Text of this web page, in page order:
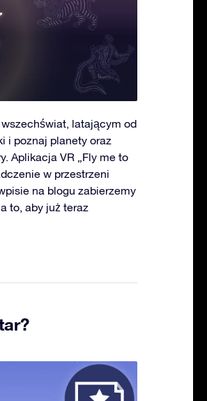
latającym od
i poznaj planety oraz
Aplikacja VR „Fly me to
w przestrzeni
na blogu zabierzemy
to, aby już teraz